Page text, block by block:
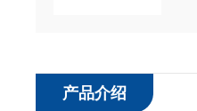
产品介绍